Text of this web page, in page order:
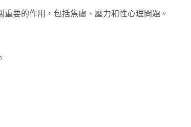
要的作用，包括焦慮、壓力和性心理問題。